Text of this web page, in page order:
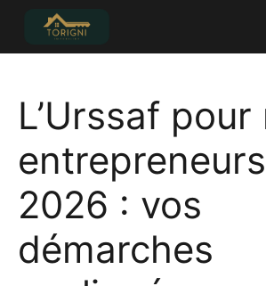
contenu
L’Urssaf
2026 : vos
démarches